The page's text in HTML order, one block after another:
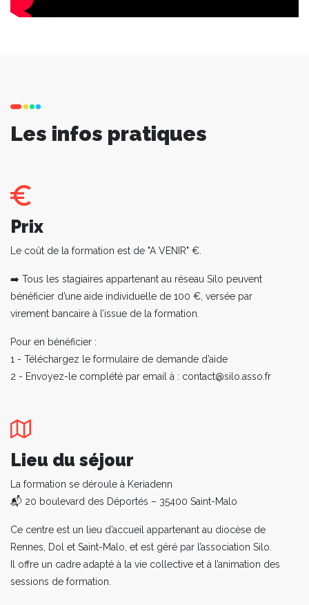
Les infos pratiques
Prix
Le coût de la formation est de "A VENIR" €.
➡️ Tous les stagiaires appartenant au réseau Silo peuvent
bénéficier d’une aide individuelle de 100 €, versée par
virement bancaire à l’issue de la formation.
Pour en bénéficier :
1 - Téléchargez le formulaire de demande d’aide
2 - Envoyez-le complété par email à : contact@silo.asso.fr
Lieu du séjour
La formation se déroule à Keriadenn
📬 20 boulevard des Déportés – 35400 Saint-Malo
Ce centre est un lieu d’accueil appartenant au diocèse de
Rennes, Dol et Saint-Malo, et est géré par l’association Silo.
Il offre un cadre adapté à la vie collective et à l’animation des
sessions de formation.